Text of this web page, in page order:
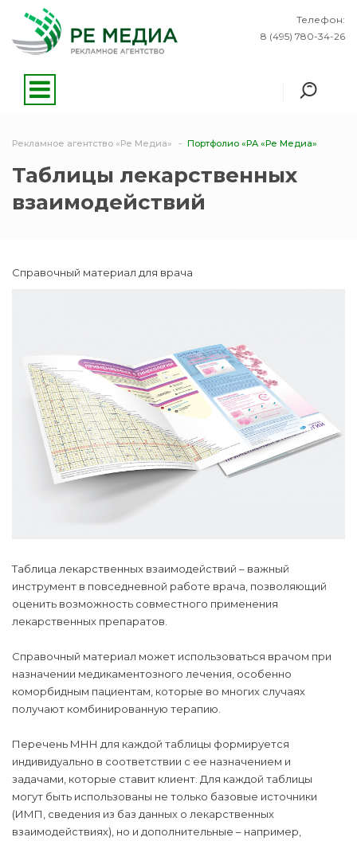
Телефон:
8 (495) 780-34-26
Рекламное агентство «Ре Медиа» Портфолио «РА «Ре Медиа»
Таблицы лекарственных
взаимодействий
Справочный материал для врача
Таблица лекарственных взаимодействий – важный
инструмент в повседневной работе врача, позволяющий
оценить возможность совместного применения
лекарственных препаратов.
Справочный материал может использоваться врачом при
назначении медикаментозного лечения, особенно
коморбидным пациентам, которые во многих случаях
получают комбинированную терапию.
Перечень МНН для каждой таблицы формируется
индивидуально в соответствии с ее назначением и
задачами, которые ставит клиент. Для каждой таблицы
могут быть использованы не только базовые источники
(ИМП, сведения из баз данных о лекарственных
взаимодействиях), но и дополнительные – например,